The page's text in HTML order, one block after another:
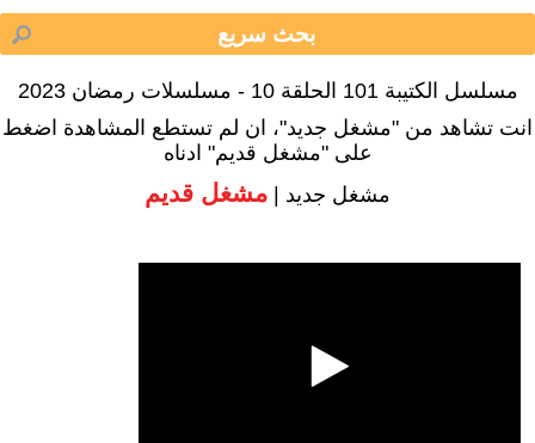
مسلسل الكتيبة 101 الحلقة 10 - مسلسلات رمضان 2023
انت تشاهد من "مشغل جديد"، ان لم تستطع المشاهدة اضغط
على "مشغل قديم" ادناه
مشغل جديد | مشغل قديم